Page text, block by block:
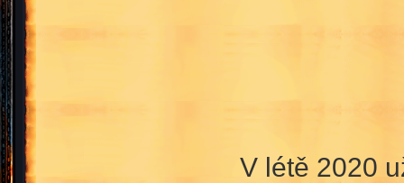
V létě 2020